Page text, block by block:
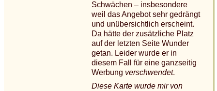
Schwächen – insbesondere
weil das Angebot sehr gedrängt
und unübersichtlich erscheint.
Da hätte der zusätzliche Platz
auf der letzten Seite Wunder
getan. Leider wurde er in
diesem Fall für eine ganzseitig
Werbung verschwendet.
Diese Karte wurde mir von